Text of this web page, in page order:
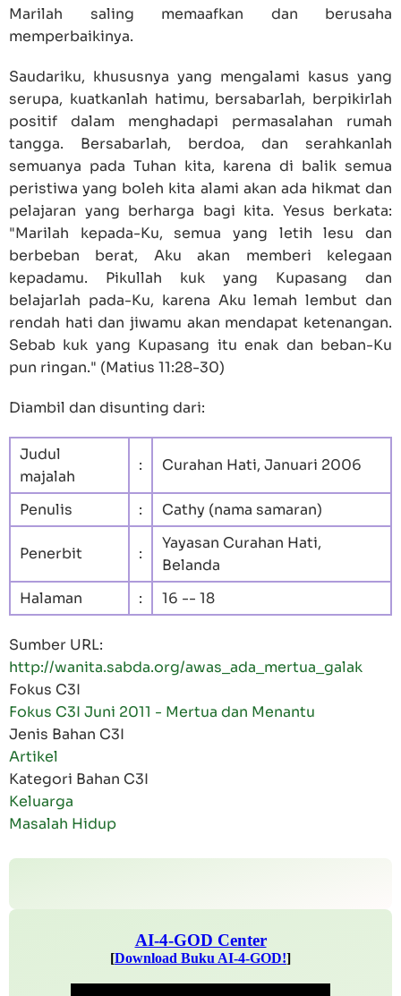
Marilah saling memaafkan dan berusaha
memperbaikinya.
Saudariku, khususnya yang mengalami kasus yang
serupa, kuatkanlah hatimu, bersabarlah, berpikirlah
positif dalam menghadapi permasalahan rumah
tangga. Bersabarlah, berdoa, dan serahkanlah
semuanya pada Tuhan kita, karena di balik semua
peristiwa yang boleh kita alami akan ada hikmat dan
pelajaran yang berharga bagi kita. Yesus berkata:
"Marilah kepada-Ku, semua yang letih lesu dan
berbeban berat, Aku akan memberi kelegaan
kepadamu. Pikullah kuk yang Kupasang dan
belajarlah pada-Ku, karena Aku lemah lembut dan
rendah hati dan jiwamu akan mendapat ketenangan.
Sebab kuk yang Kupasang itu enak dan beban-Ku
pun ringan." (Matius 11:28-30)
Diambil dan disunting dari:
Judul
majalah
: Curahan Hati, Januari 2006
Penulis : Cathy (nama samaran)
Penerbit :
Yayasan Curahan Hati,
Belanda
Halaman
: 16 -- 18
Sumber URL:
http://wanita.sabda.org/awas_ada_mertua_galak
Fokus C3I
Fokus C3I Juni 2011 - Mertua dan Menantu
Jenis Bahan C3I
Artikel
Kategori Bahan C3I
Keluarga
Masalah Hidup